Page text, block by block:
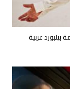
عربية